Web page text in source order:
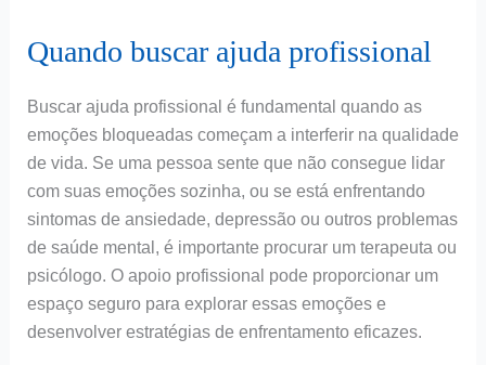
Quando buscar ajuda profissional
Buscar ajuda profissional é fundamental quando as
emoções bloqueadas começam a interferir na qualidade
de vida. Se uma pessoa sente que não consegue lidar
com suas emoções sozinha, ou se está enfrentando
sintomas de ansiedade, depressão ou outros problemas
de saúde mental, é importante procurar um terapeuta ou
psicólogo. O apoio profissional pode proporcionar um
espaço seguro para explorar essas emoções e
desenvolver estratégias de enfrentamento eficazes.